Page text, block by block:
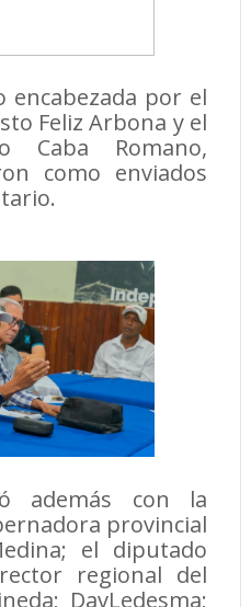
encabezada por el
Feliz Arbona y el
Caba Romano,
como enviados
además con la
provincial
el diputado
regional del
DavLedesma;